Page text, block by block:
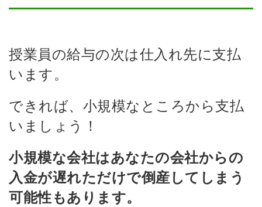
授業員の給与の次は仕入れ先に支払
います。
できれば、小規模なところから支払
いましょう！
小規模な会社はあなたの会社からの
入金が遅れただけで倒産してしまう
可能性もあります。